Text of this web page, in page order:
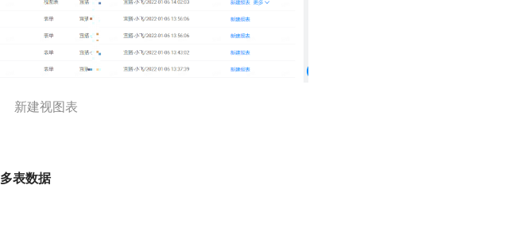
新建视图表
多表数据